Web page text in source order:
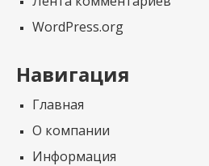
WordPress.org
Навигация
Главная
О компании
Информация